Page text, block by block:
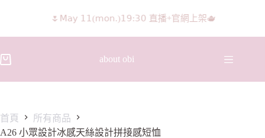
🌷𝖬𝖺𝗒 𝟣𝟣(𝗆𝗈𝗇.)𝟣𝟫:𝟥𝟢 直播+官網上架🫖
about obi
首頁
所有商品
A26 小眾設計冰感天絲設計拼接感短恤